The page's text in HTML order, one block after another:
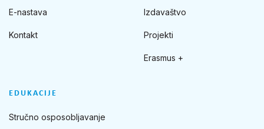
E-nastava
Kontakt
Izdavaštvo
Projekti
Erasmus +
EDUKACIJE
Stručno osposobljavanje